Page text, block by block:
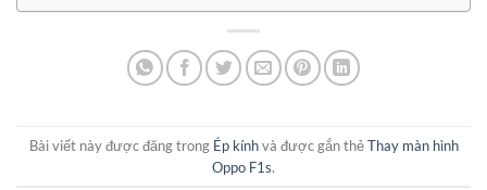
Bài viết này được đăng trong Ép kínhvà được gắn thẻThay màn hình
Oppo F1s.